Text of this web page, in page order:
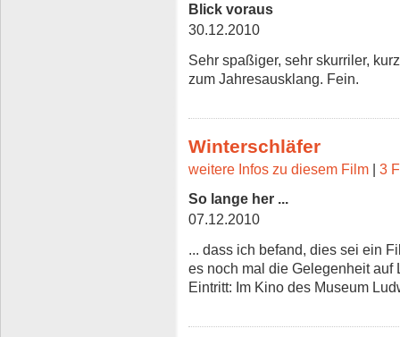
Blick voraus
30.12.2010
Sehr spaßiger, sehr skurriler,
zum Jahresausklang. Fein.
Winterschläfer
weitere Infos zu diesem Film | 3
So lange her ...
07.12.2010
... dass ich befand, dies sei ein
es noch mal die Gelegenheit
Eintritt: Im Kino des Museum